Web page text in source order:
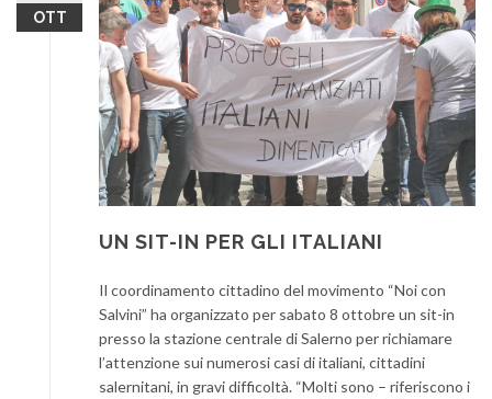
OTT
UN SIT-IN PER GLI ITALIANI
Il coordinamento cittadino del movimento “Noi con
Salvini” ha organizzato per sabato 8 ottobre un sit-in
presso la stazione centrale di Salerno per richiamare
l’attenzione sui numerosi casi di italiani, cittadini
salernitani, in gravi difficoltà. “Molti sono – riferiscono i